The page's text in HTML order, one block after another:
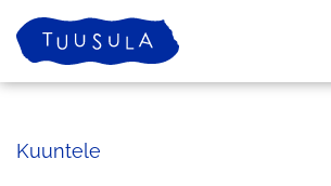
Siirry
sisältöön
Etusivu
Kuuntele